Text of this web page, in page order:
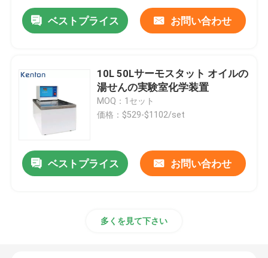
会社案内
お問い合わせ
ニュース
すべての場合
ベストプライス お問い合わせ
10L 50Lサーモスタット オイルの
湯せんの実験室化学装置
MOQ：1セット
価格：$529-$1102/set
ベストプライス お問い合わせ
多くを見て下さい